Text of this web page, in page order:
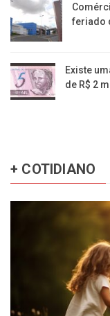
feriado
Existe
de R$ 2
+ COTIDIANO